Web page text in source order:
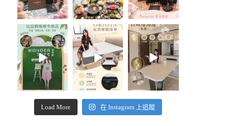
Load More 在 Instagram 上追蹤